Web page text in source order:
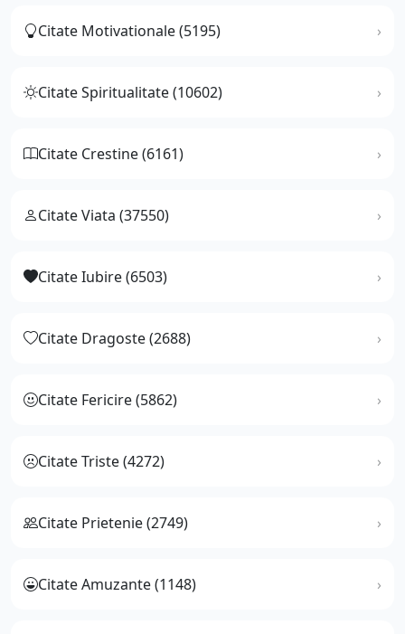
Citate Motivationale (5195)
Citate Spiritualitate (10602)
Citate Crestine (6161)
Citate Viata (37550)
Citate Iubire (6503)
Citate Dragoste (2688)
Citate Fericire (5862)
Citate Triste (4272)
Citate Prietenie (2749)
Citate Amuzante (1148)